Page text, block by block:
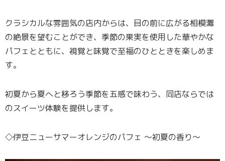
クラシカルな雰囲気の店内からは、目の前に広がる相模灘
の絶景を望むことができ、季節の果実を使用した華やかな
パフェとともに、視覚と味覚で至福のひとときを楽しめま
す。
初夏から夏へと移ろう季節を五感で味わう、同店ならでは
のスイーツ体験を提供します。
◇伊豆ニューサマーオレンジのパフェ 〜初夏の香り〜